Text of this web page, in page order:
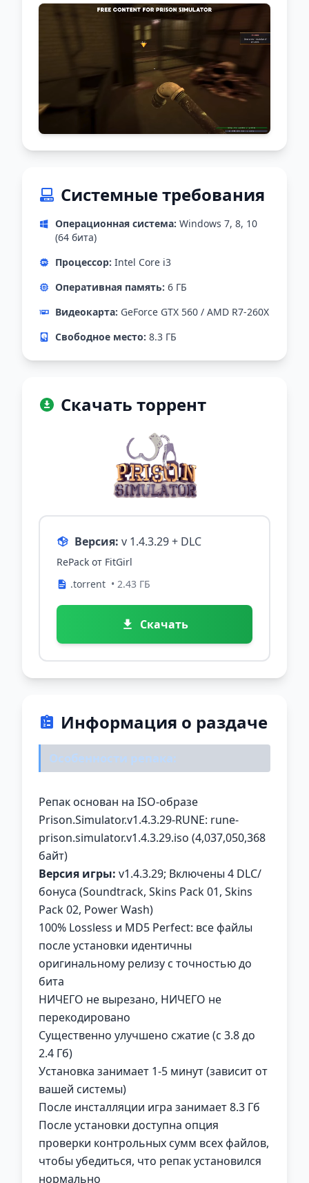
Системные требования
Операционная система: Windows 7, 8, 10
(64 бита)
Процессор: Intel Core i3
Оперативная память: 6 ГБ
Видеокарта: GeForce GTX 560 / AMD R7-260X
Свободное место: 8.3 ГБ
Скачать торрент
Версия: v 1.4.3.29 + DLC
RePack от FitGirl
.torrent • 2.43 ГБ
Скачать
Информация о раздаче
Особенности репака:
Репак основан на ISO-образе
Prison.Simulator.v1.4.3.29-RUNE: rune-
prison.simulator.v1.4.3.29.iso (4,037,050,368
байт)
Версия игры: v1.4.3.29; Включены 4 DLC/
бонуса (Soundtrack, Skins Pack 01, Skins
Pack 02, Power Wash)
100% Lossless и MD5 Perfect: все файлы
после установки идентичны
оригинальному релизу с точностью до
бита
НИЧЕГО не вырезано, НИЧЕГО не
перекодировано
Существенно улучшено сжатие (с 3.8 до
2.4 Гб)
Установка занимает 1-5 минут (зависит от
вашей системы)
После инсталляции игра занимает 8.3 Гб
После установки доступна опция
проверки контрольных сумм всех файлов,
чтобы убедиться, что репак установился
нормально